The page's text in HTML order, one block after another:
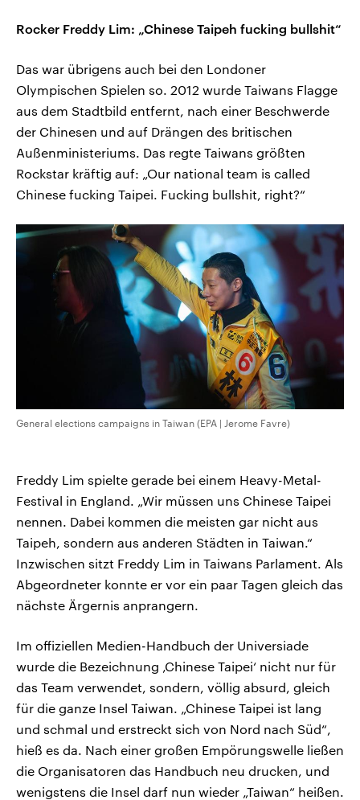
Rocker Freddy Lim: „Chinese Taipeh fucking bullshit“
Das war übrigens auch bei den Londoner
Olympischen Spielen so. 2012 wurde Taiwans Flagge
aus dem Stadtbild entfernt, nach einer Beschwerde
der Chinesen und auf Drängen des britischen
Außenministeriums. Das regte Taiwans größten
Rockstar kräftig auf: „Our national team is called
Chinese fucking Taipei. Fucking bullshit, right?“
General elections campaigns in Taiwan (EPA | Jerome Favre)
Freddy Lim spielte gerade bei einem Heavy-Metal-
Festival in England. „Wir müssen uns Chinese Taipei
nennen. Dabei kommen die meisten gar nicht aus
Taipeh, sondern aus anderen Städten in Taiwan.“
Inzwischen sitzt Freddy Lim in Taiwans Parlament. Als
Abgeordneter konnte er vor ein paar Tagen gleich das
nächste Ärgernis anprangern.
Im offiziellen Medien-Handbuch der Universiade
wurde die Bezeichnung ‚Chinese Taipei‘ nicht nur für
das Team verwendet, sondern, völlig absurd, gleich
für die ganze Insel Taiwan. „Chinese Taipei ist lang
und schmal und erstreckt sich von Nord nach Süd“,
hieß es da. Nach einer großen Empörungswelle ließen
die Organisatoren das Handbuch neu drucken, und
wenigstens die Insel darf nun wieder „Taiwan“ heißen.